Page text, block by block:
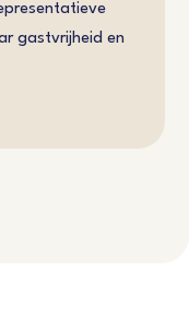
gastvrijheid en